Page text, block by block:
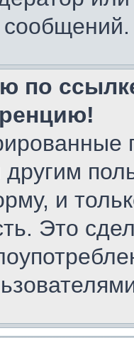
сообщений.
по
и
Это